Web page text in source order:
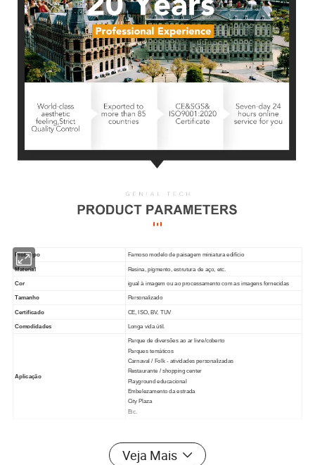
Protótipo Famoso modelo de paisagem miniatura edifício
Material Resina, pigmento, estrutura de aço, etc.
Cor igual à imagem ou ao processamento com as imagens fornecidas
Tamanho Personalizado
Certificado CE, ISO, BV, TUV
Comodidades Longa vida útil.
Aplicação
Parque de diversões ao ar livre/coberto
Parques temáticos
Carnaval / Folk - atividades personalizadas
Restaurante / shopping center
Playground educacional
Embelezamento da estrada
City Plaza
Etc.
Veja Mais